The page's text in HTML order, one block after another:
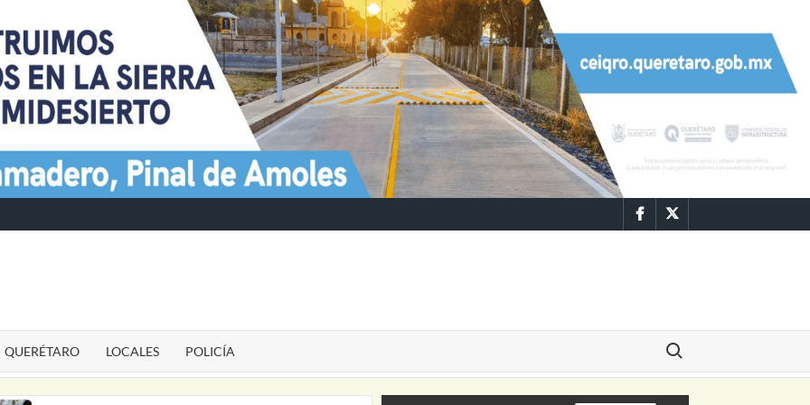
FacebookTwitter
QUERÉTARO LOCALES POLICÍA
Buscar: